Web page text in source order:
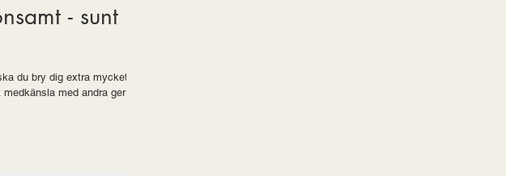
- sunt
du bry dig extra mycket om
med andra ger